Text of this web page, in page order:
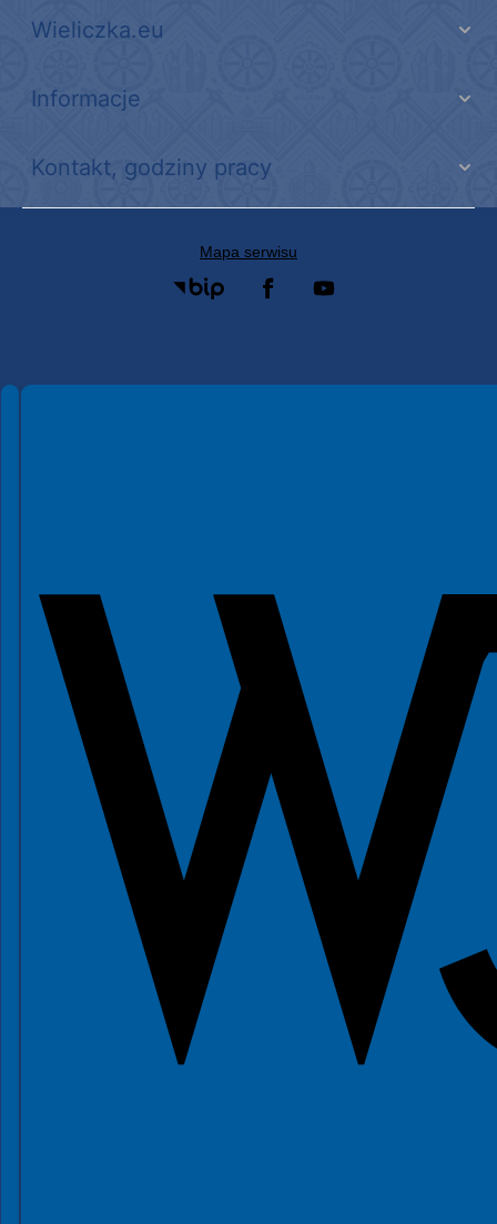
Wieliczka.eu
Informacje
Kontakt, godziny pracy
Mapa serwisu
Spełniamy standardy WCAG 2.2
Spełniamy standardy W3C